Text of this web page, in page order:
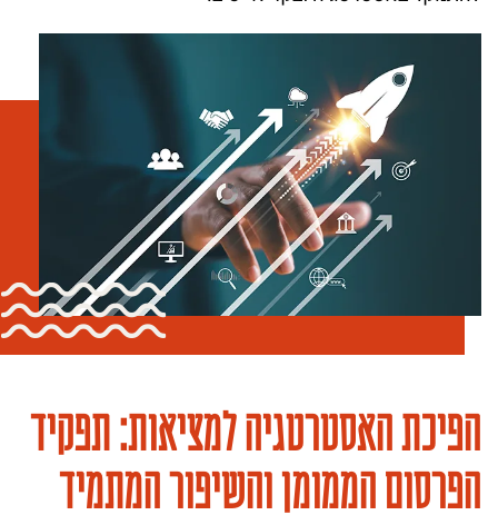
הפיכת האסטרטגיה למציאות: תפקיד
הפרסום הממומן והשיפור המתמיד